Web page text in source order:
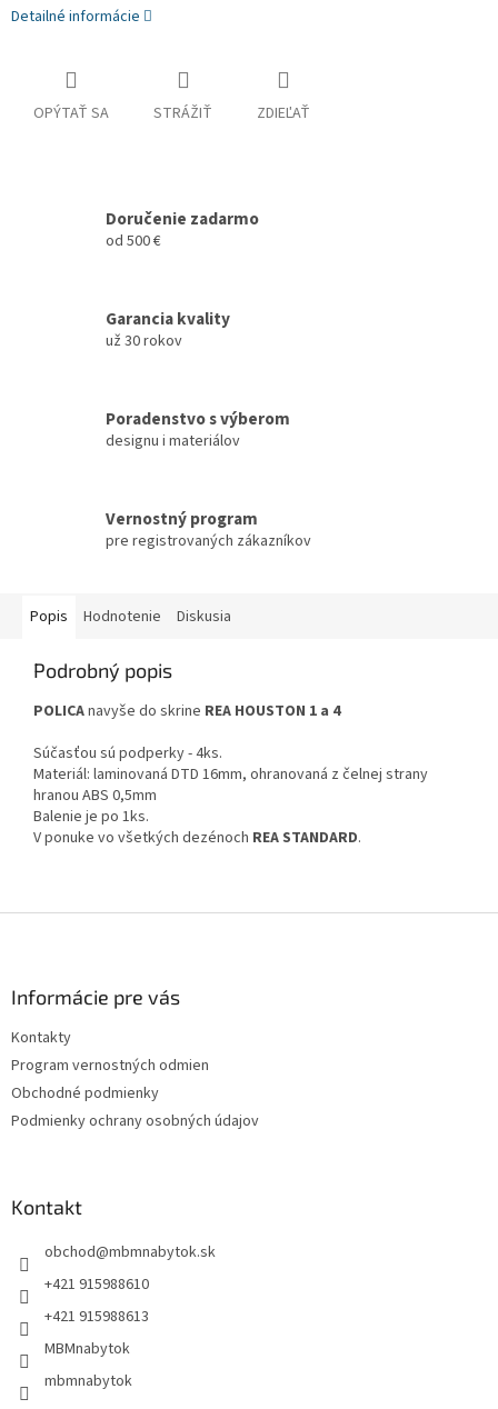
Detailné informácie
OPÝTAŤ SA STRÁŽIŤ ZDIEĽAŤ
Doručenie zadarmo
od 500 €
Garancia kvality
už 30 rokov
Poradenstvo s výberom
designu i materiálov
Vernostný program
pre registrovaných zákazníkov
Popis Hodnotenie Diskusia
Podrobný popis
POLICAnavyše do skrine REA HOUSTON 1 a 4
Súčasťou sú podperky - 4ks.
Materiál: laminovaná DTD 16mm, ohranovaná z čelnej strany
hranou ABS 0,5mm
Balenie je po 1ks.
V ponuke vo všetkých dezénoch REA STANDARD.
Informácie pre vás
Kontakty
Program vernostných odmien
Obchodné podmienky
Podmienky ochrany osobných údajov
Kontakt
obchod@mbmnabytok.sk
+421 915988610
+421 915988613
MBMnabytok
mbmnabytok